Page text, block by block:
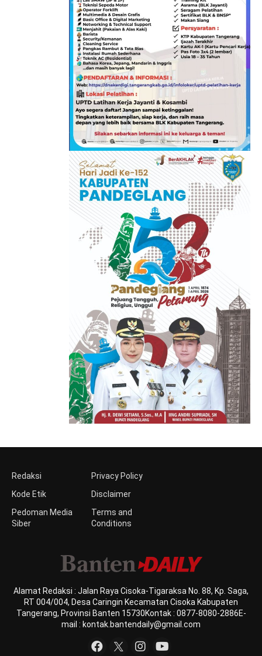
Redaksi
Kode Etik
Pedoman Media
Siber
Privacy Policy
Disclaimer
Terms and
Conditions
Alamat Redaksi : Jalan Raya Cisoka-Tigaraksa No. 88, Kp. Saga,
RT 004/004, Desa Caringin Kecamatan Cisoka Kabupaten
Tangerang, Provinsi Banten 15730Kontak : 0877-8080-2886E-
mail : kontak.bantendaily@gmail.com